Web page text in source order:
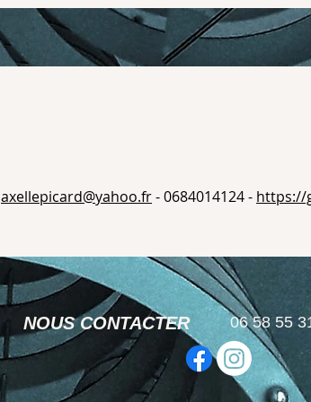
axellepicard@yahoo.fr- 0684014124 - https://
NOUS CONTACTER 06 58 55